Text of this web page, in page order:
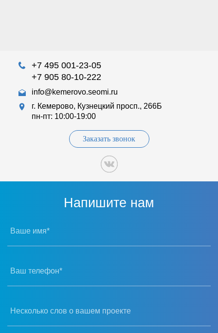
+7 495 001-23-05
+7 905 80-10-222
info@kemerovo.seomi.ru
г. Кемерово, Кузнецкий просп., 266Б
пн-пт: 10:00-19:00
Заказать звонок
Напишите нам
Ваше имя*
Ваш телефон*
Несколько слов о вашем проекте